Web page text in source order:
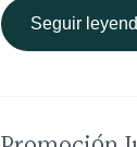
Seguir